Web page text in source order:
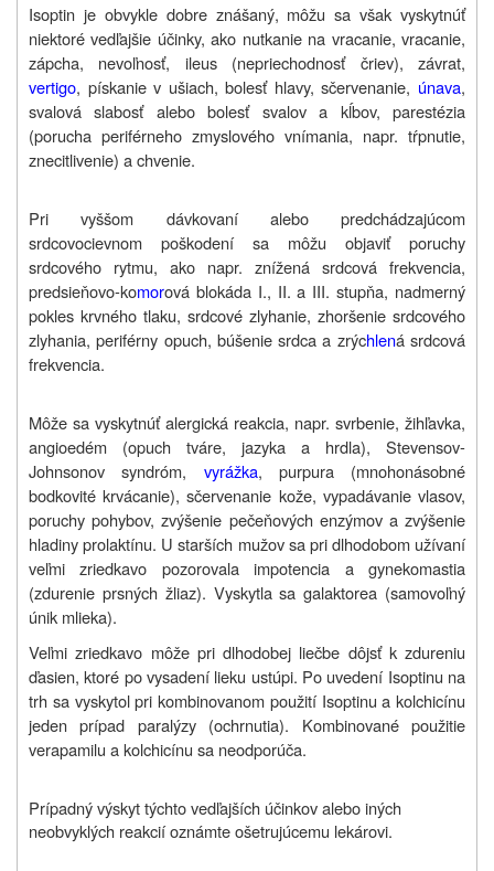
Isoptin je obvykle dobre znášaný, môžu sa však vyskytnúť
niektoré vedľajšie účinky, ako nutkanie na vracanie, vracanie,
zápcha, nevoľnosť, ileus (nepriechodnosť čriev), závrat,
vertigo, pískanie v ušiach, bolesť hlavy, sčervenanie, únava,
svalová slabosť alebo bolesť svalov a kĺbov, parestézia
(porucha periférneho zmyslového vnímania, napr. tŕpnutie,
znecitlivenie) a chvenie.
Pri vyššom dávkovaní alebo predchádzajúcom
srdcovocievnom poškodení sa môžu objaviť poruchy
srdcového rytmu, ako napr. znížená srdcová frekvencia,
predsieňovo-komorová blokáda I., II. a III. stupňa, nadmerný
pokles krvného tlaku, srdcové zlyhanie, zhoršenie srdcového
zlyhania, periférny opuch, búšenie srdca a zrýchlená srdcová
frekvencia.
Môže sa vyskytnúť alergická reakcia, napr. svrbenie, žihľavka,
angioedém (opuch tváre, jazyka a hrdla), Stevensov-
Johnsonov syndróm, vyrážka, purpura (mnohonásobné
bodkovité krvácanie), sčervenanie kože, vypadávanie vlasov,
poruchy pohybov, zvýšenie pečeňových enzýmov a zvýšenie
hladiny prolaktínu. U starších mužov sa pri dlhodobom užívaní
veľmi zriedkavo pozorovala impotencia a gynekomastia
(zdurenie prsných žliaz). Vyskytla sa galaktorea (samovoľný
únik mlieka).
Veľmi zriedkavo môže pri dlhodobej liečbe dôjsť k zdureniu
ďasien, ktoré po vysadení lieku ustúpi. Po uvedení Isoptinu na
trh sa vyskytol pri kombinovanom použití Isoptinu a kolchicínu
jeden prípad paralýzy (ochrnutia). Kombinované použitie
verapamilu a kolchicínu sa neodporúča.
Prípadný výskyt týchto vedľajších účinkov alebo iných
neobvyklých reakcií oznámte ošetrujúcemu lekárovi.